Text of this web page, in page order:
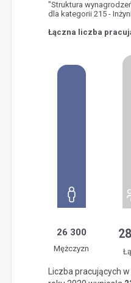
"Struktura
dla kategorii 215 -
Łączna liczba
26 300
Mężczyzn
Liczba pracujących